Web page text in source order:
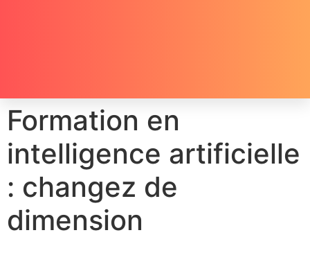
Formation en
intelligence artificielle
: changez de
dimension